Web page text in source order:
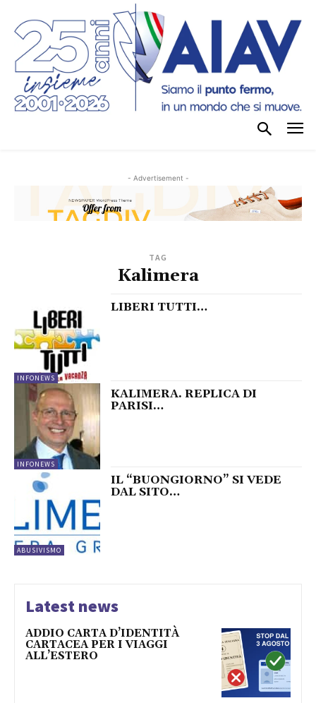
- Advertisement -
TAG
Kalimera
INFONEWS
LIBERI TUTTI…
INFONEWS
KALIMERA. REPLICA DI
PARISI…
ABUSIVISMO
IL “BUONGIORNO” SI VEDE
DAL SITO…
Latest news
ADDIO CARTA D’IDENTITÀ
CARTACEA PER I VIAGGI
ALL’ESTERO